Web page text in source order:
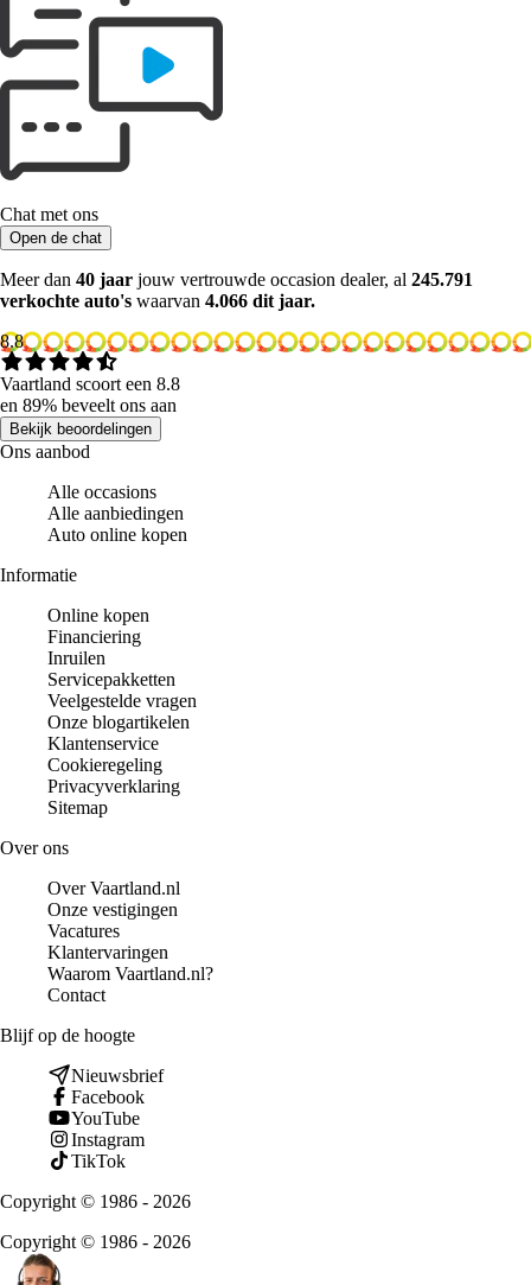
Chat met ons
Open de chat
Meer dan 40 jaar jouw vertrouwde occasion dealer, al 245.791
verkochte auto's waarvan 4.066 dit jaar.
8.8
Vaartland scoort een 8.8
en 89% beveelt ons aan
Bekijk beoordelingen
Ons aanbod
Alle occasions
Alle aanbiedingen
Auto online kopen
Informatie
Online kopen
Financiering
Inruilen
Servicepakketten
Veelgestelde vragen
Onze blogartikelen
Klantenservice
Cookieregeling
Privacyverklaring
Sitemap
Over ons
Over Vaartland.nl
Onze vestigingen
Vacatures
Klantervaringen
Waarom Vaartland.nl?
Contact
Blijf op de hoogte
Nieuwsbrief
Facebook
YouTube
Instagram
TikTok
Copyright © 1986 - 2026
Copyright © 1986 - 2026